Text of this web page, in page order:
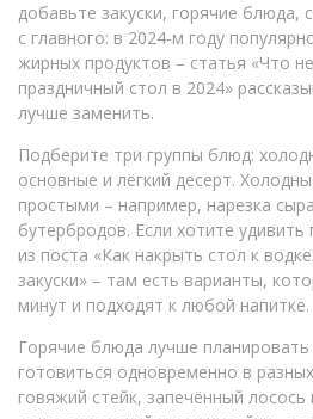
добавьте закуски, горячие блюда,
с главного: в 2024‑м году
жирных продуктов – статья «Что
праздничный стол в 2024»
лучше заменить.
Подберите три группы блюд:
основные и лёгкий десерт.
простыми – например, нарезка
бутербродов. Если хотите удивить
из поста «Как накрыть стол к
закуски» – там есть варианты,
минут и подходят к любой напитке.
Горячие блюда лучше
готовиться одновременно в
говяжий стейк, запечённый